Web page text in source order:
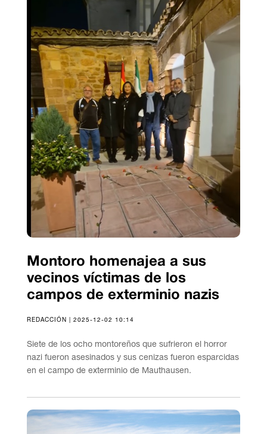
Montoro homenajea a sus
vecinos víctimas de los
campos de exterminio nazis
REDACCIÓN | 2025-12-02 10:14
Siete de los ocho montoreños que sufrieron el horror
nazi fueron asesinados y sus cenizas fueron esparcidas
en el campo de exterminio de Mauthausen.